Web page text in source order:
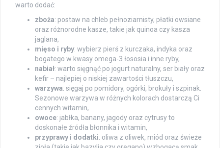
warto dodać:
zboża: postaw na chleb pełnoziarnisty, płatki owsiane
oraz różnorodne kasze, takie jak quinoa czy kasza
jaglana,
mięso i ryby: wybierz pierś z kurczaka, indyka oraz
bogatego w kwasy omega-3 łososia i inne ryby,
nabiał: warto sięgnąć po jogurt naturalny, ser biały oraz
kefir – najlepiej o niskiej zawartości tłuszczu,
warzywa: sięgaj po pomidory, ogórki, brokuły i szpinak.
Sezonowe warzywa w różnych kolorach dostarczą Ci
cennych witamin,
owoce: jabłka, banany, jagody oraz cytrusy to
doskonałe źródła błonnika i witamin,
przyprawy i dodatki: oliwa z oliwek, miód oraz świeże